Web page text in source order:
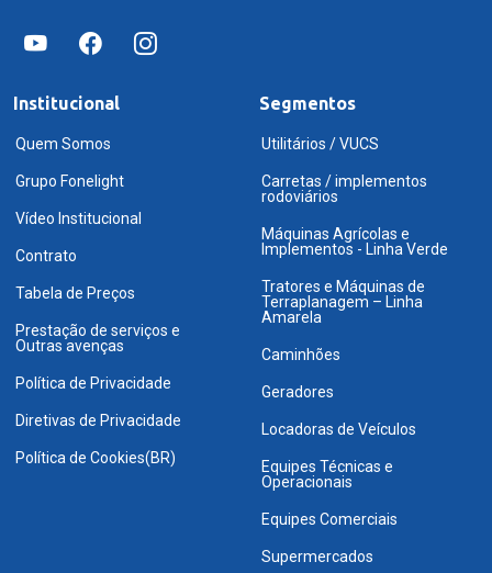
Institucional
Quem Somos
Grupo Fonelight
Vídeo Institucional
Contrato
Tabela de Preços
Prestação de serviços e
Outras avenças
Política de Privacidade
Diretivas de Privacidade
Política de Cookies(BR)
Segmentos
Utilitários / VUCS
Carretas / implementos
rodoviários
Máquinas Agrícolas e
Implementos - Linha Verde
Tratores e Máquinas de
Terraplanagem – Linha
Amarela
Caminhões
Geradores
Locadoras de Veículos
Equipes Técnicas e
Operacionais
Equipes Comerciais
Supermercados